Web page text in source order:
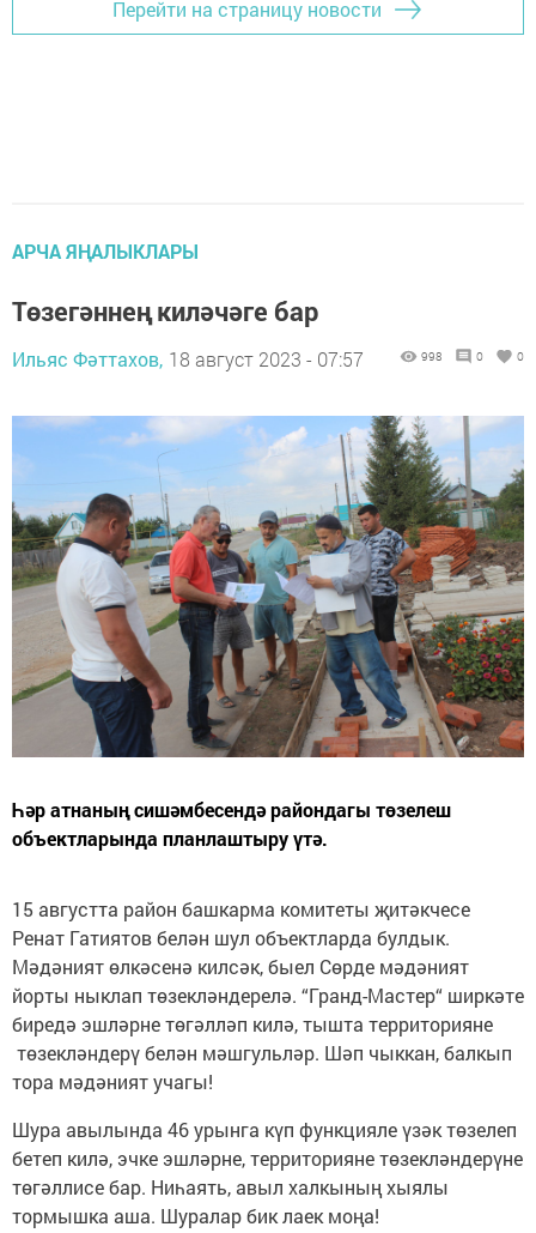
Перейти на страницу новости
АРЧА ЯҢАЛЫКЛАРЫ
Төзегәннең киләчәге бар
Ильяс Фәттахов, 18 август 2023 - 07:57 998 0 0
Һәр атнаның сишәмбесендә райондагы төзелеш
объектларында планлаштыру үтә.
15 августта район башкарма комитеты җитәкчесе
Ренат Гатиятов белән шул объектларда булдык.
Мәдәният өлкәсенә килсәк, быел Сөрде мәдәният
йорты ныклап төзекләндерелә. “Гранд-Мастер“ ширкәте
биредә эшләрне төгәлләп килә, тышта территорияне
төзекләндерү белән мәшгульләр. Шәп чыккан, балкып
тора мәдәният учагы!
Шура авылында 46 урынга күп функцияле үзәк төзелеп
бетеп килә, эчке эшләрне, территорияне төзекләндерүне
төгәллисе бар. Ниһаять, авыл халкының хыялы
тормышка аша. Шуралар бик лаек моңа!